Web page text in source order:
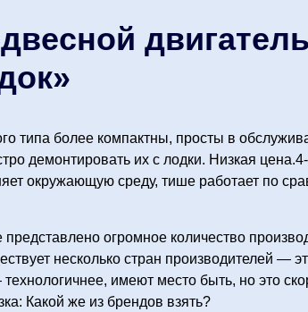
типа более компактны, просты в
демонтировать их с лодки. Низкая
окружающую среду, тише работает по
огромное количество
несколько стран производителей
имеют место быть, но это
Какой же из брендов взять?